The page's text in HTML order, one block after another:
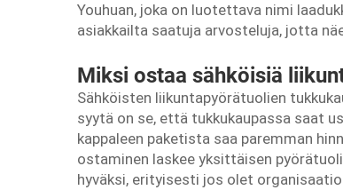
Youhuan, joka on luotettava nimi
asiakkailta saatuja arvosteluja, jotta
Miksi ostaa sähköisiä
Sähköisten liikuntapyörätuolien
syytä on se, että tukkukaupassa saat
kappaleen paketista saa paremman
ostaminen laskee yksittäisen
hyväksi, erityisesti jos olet